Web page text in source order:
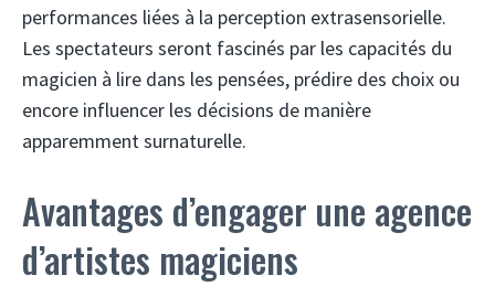
performances liées à la perception extrasensorielle.
Les spectateurs seront fascinés par les capacités du
magicien à lire dans les pensées, prédire des choix ou
encore influencer les décisions de manière
apparemment surnaturelle.
Avantages d’engager une agence
d’artistes magiciens